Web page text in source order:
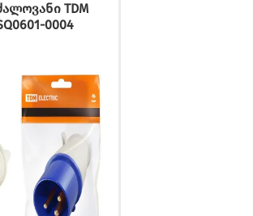
TDM
0004